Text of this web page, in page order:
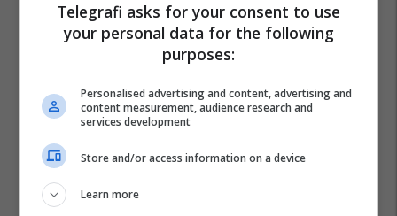
Telegrafi asks for your consent to use
your personal data for the following
purposes:
Personalised advertising and content, advertising and
content measurement, audience research and
services development
Store and/or access information on a device
Learn more